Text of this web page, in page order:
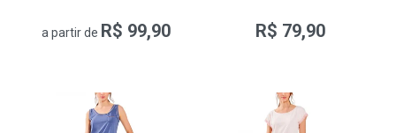
a partir de R$ 99,90 R$ 79,90